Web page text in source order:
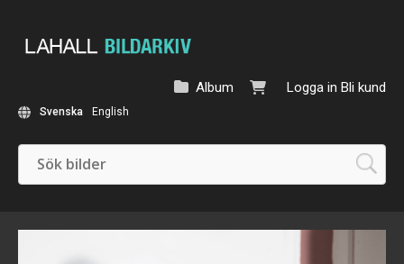
Logga in Bli kund
Album
Svenska English